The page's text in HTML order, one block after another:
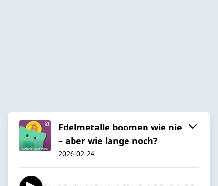
Edelmetalle boomen wie nie
– aber wie lange noch?
2026-02-24